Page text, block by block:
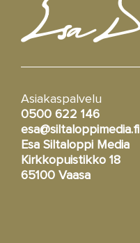
Asiakaspalvelu
0500 622 146
esa@siltaloppimedia.fi
Esa Siltaloppi Media
Kirkkopuistikko 18
65100 Vaasa